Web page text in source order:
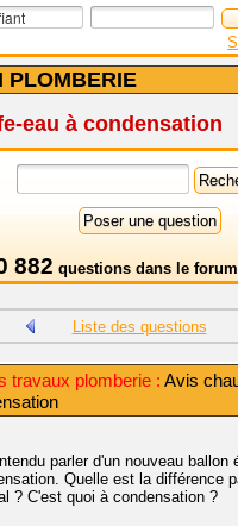
PLOMBERIE
eau à condensation
882 questions dans le
Liste des questions
travaux plomberie : Avis
parler d'un nouveau ballon
Quelle est la différence
? C'est quoi à condensation ?